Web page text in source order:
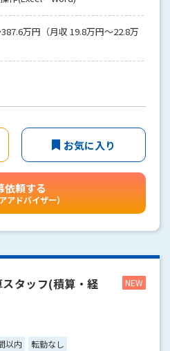
万円（月収 19.8万円～22.8万
依頼する
アドバイザー）
お気に入り
タッフ(積算・経
以内
転勤なし